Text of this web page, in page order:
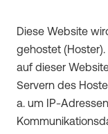
Diese Website
gehostet
auf dieser
Servern des
a. um IP-